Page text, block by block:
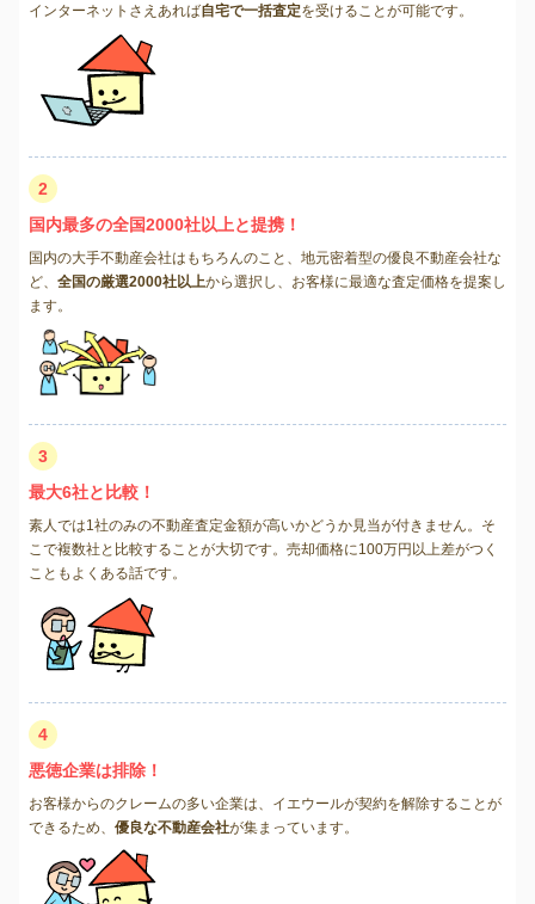
インターネットさえあれば自宅で一括査定を受けることが可能です。
2
国内最多の全国2000社以上と提携！
国内の大手不動産会社はもちろんのこと、地元密着型の優良不動産会社な
ど、 全国の厳選2000社以上から選択し、お客様に最適な査定価格を提案し
ます。
3
最大6社と比較！
素人では1社のみの不動産査定金額が高いかどうか見当が付きません。そ
こで複数社と比較することが大切です。売却価格に100万円以上差がつく
こともよくある話です。
4
悪徳企業は排除！
お客様からのクレームの多い企業は、イエウールが契約を解除することが
できるため、 優良な不動産会社が集まっています。